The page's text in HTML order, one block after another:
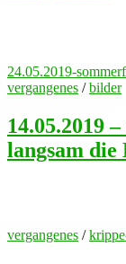
24.05.2019-
vergangenes /bilder
14.05.2019
langsam
vergangenes /